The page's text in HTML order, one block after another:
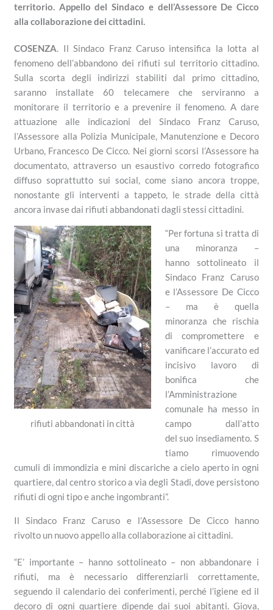
territorio. Appello del Sindaco e dell’Assessore De Cicco
alla collaborazione dei cittadini.
COSENZA . Il Sindaco Franz Caruso intensifica la lotta al
fenomeno dell’abbandono dei rifiuti sul territorio cittadino.
Sulla scorta degli indirizzi stabiliti dal primo cittadino,
saranno installate 60 telecamere che serviranno a
monitorare il territorio e a prevenire il fenomeno. A dare
attuazione alle indicazioni del Sindaco Franz Caruso,
l’Assessore alla Polizia Municipale, Manutenzione e Decoro
Urbano, Francesco De Cicco. Nei giorni scorsi l’Assessore ha
documentato, attraverso un esaustivo corredo fotografico
diffuso soprattutto sui social, come siano ancora troppe,
nonostante gli interventi a tappeto, le strade della città
ancora invase dai rifiuti abbandonati dagli stessi cittadini.
rifiuti abbandonati in città
“Per fortuna si tratta di
una minoranza –
hanno sottolineato il
Sindaco Franz Caruso
e l’Assessore De Cicco
– ma è quella
minoranza che rischia
di compromettere e
vanificare l’accurato ed
incisivo lavoro di
bonifica che
l’Amministrazione
comunale ha messo in
campo dall’atto
del suo insediamento. S
tiamo rimuovendo
cumuli di immondizia e mini discariche a cielo aperto in ogni
quartiere, dal centro storico a via degli Stadi, dove persistono
rifiuti di ogni tipo e anche ingombranti”.
Il Sindaco Franz Caruso e l’Assessore De Cicco hanno
rivolto un nuovoappello alla collaborazione ai cittadini.
“E’ importante – hannosottolineato – non abbandonare i
rifiuti, ma è necessario differenziarli correttamente,
seguendo il calendario dei conferimenti, perché l’igiene ed il
decoro di ogni quartiere dipende dai suoi abitanti. Giova,